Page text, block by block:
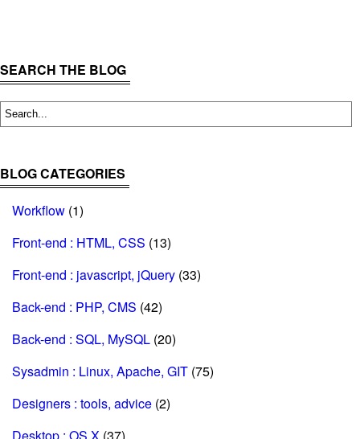
SEARCH THE BLOG
BLOG CATEGORIES
Workflow (1)
Front-end : HTML, CSS (13)
Front-end : javascript, jQuery (33)
Back-end : PHP, CMS (42)
Back-end : SQL, MySQL (20)
Sysadmin : Linux, Apache, GIT (75)
Designers : tools, advice (2)